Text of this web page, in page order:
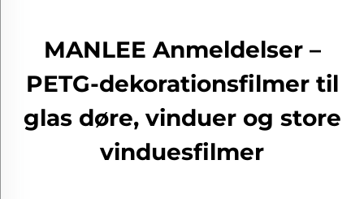
MANLEE Anmeldelser –
PETG-dekorationsfilmer til
glas døre, vinduer og store
vinduesfilmer